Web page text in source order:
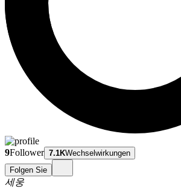
9Follower 7.1KWechselwirkungen
Folgen Sie
세웅